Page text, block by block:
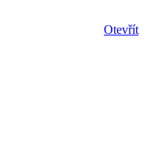
Otevřít